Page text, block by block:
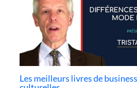
Les meilleurs livres de